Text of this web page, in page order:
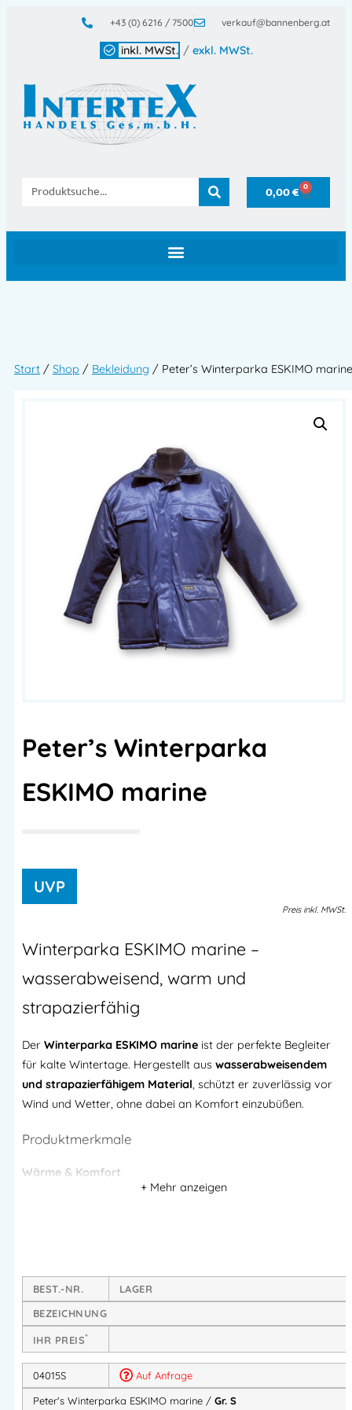
+43 (0) 6216 / 7500 verkauf@bannenberg.at
inkl. MWSt. / exkl. MWSt.
0,00€ 0
Start / Shop / Bekleidung / Peter’s Winterparka ESKIMO marine
Peter’s Winterparka
ESKIMO marine
Preis inkl. MWSt.
Winterparka ESKIMO marine –
wasserabweisend, warm und
strapazierfähig
Der Winterparka ESKIMO marine ist der perfekte Begleiter
für kalte Wintertage. Hergestellt aus wasserabweisendem
und strapazierfähigem Material, schützt er zuverlässig vor
Wind und Wetter, ohne dabei an Komfort einzubüßen.
Produktmerkmale
Wärme & Komfort
Funktion & Stauraum
Zwei-Wege-Kunststoffreißverschlussmit
Wetterschutzleiste
Doppelte aufgesetzte Seitentaschen, innen mit Patte
und Klettverschluss
Zwei Brusttaschenmit Patte und Klettverschluss
BEST.-NR.
LAGER
BEZEICHNUNG
IHR PREIS*
04015S
Auf Anfrage
Peter's Winterparka ESKIMO marine / Gr. S